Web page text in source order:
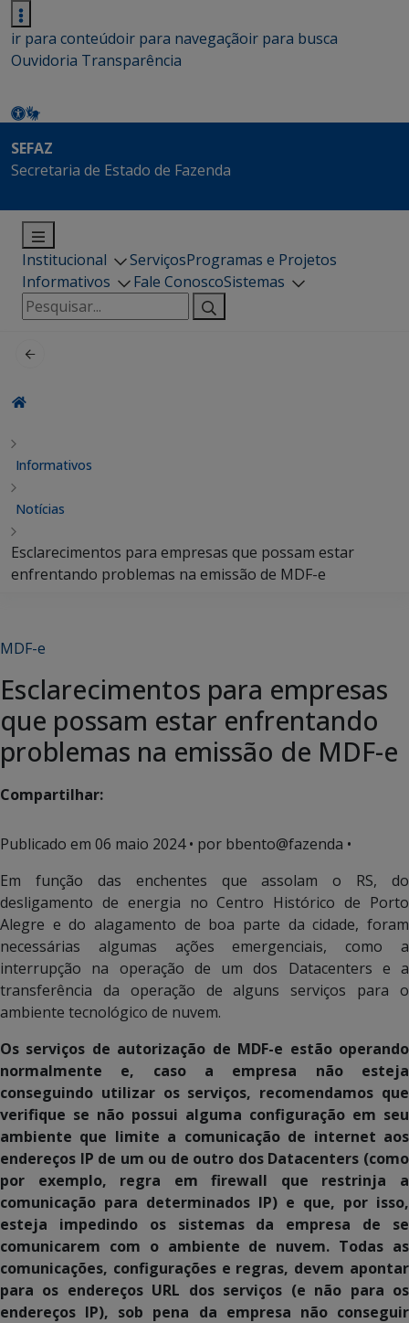
ir para conteúdoir para navegaçãoir para busca
Ouvidoria Transparência
SEFAZ
Secretaria de Estado de Fazenda
Institucional ServiçosProgramas e Projetos
Informativos
Fale ConoscoSistemas
Pesquisar
por:
Informativos
Notícias
Esclarecimentos para empresas que possam estar
enfrentando problemas na emissão de MDF-e
MDF-e
Esclarecimentos para empresas
que possam estar enfrentando
problemas na emissão de MDF-e
Compartilhar:
Publicado em 06 maio 2024• por bbento@fazenda •
Em função das enchentes que assolam o RS, do
desligamento de energia no Centro Histórico de Porto
Alegre e do alagamento de boa parte da cidade, foram
necessárias algumas ações emergenciais, como a
interrupção na operação de um dos Datacenters e a
transferência da operação de alguns serviços para o
ambiente tecnológico de nuvem.
Os serviços de autorização de MDF-e estão operando
normalmente e, caso a empresa não esteja
conseguindo utilizar os serviços, recomendamos que
verifique se não possui alguma configuração em seu
ambiente que limite a comunicação de internet aos
endereços IP de um ou de outro dos Datacenters (como
por exemplo, regra em firewall que restrinja a
comunicação para determinados IP) e que, por isso,
esteja impedindo os sistemas da empresa de se
comunicarem com o ambiente de nuvem. Todas as
comunicações, configurações e regras, devem apontar
para os endereços URL dos serviços (e não para os
endereços IP), sob pena da empresa não conseguir